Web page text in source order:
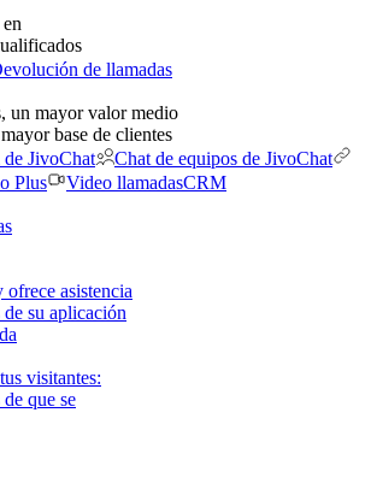
de llamadas
un mayor valor medio
base de clientes
de JivoChat
Chat de equipos de JivoChat
Plus Video llamadasCRM
ofrece asistencia
de su aplicación
visitantes:
que se